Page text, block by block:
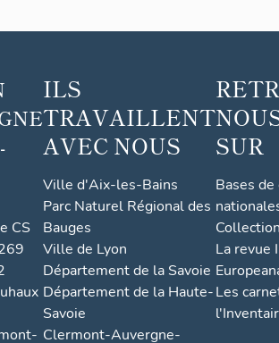
CS
ILS
TRAVAILLENT
AVEC NOUS
Ville d'Aix-les-Bains
Parc Naturel Régional des
Bauges
Ville de Lyon
Département de la Savoie
Département de la Haute-
Savoie
Clermont-Auvergne-
SUR
Bases
La revue
Les